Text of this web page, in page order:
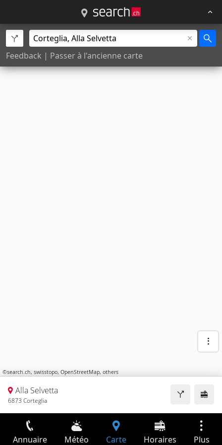
Feedback | Passer à l'ancienne carte
©search.ch, swisstopo, OpenStreetMap, others
Alla Selvetta
6873 Corteglia
Annuaire Météo Carte Horaires Plus